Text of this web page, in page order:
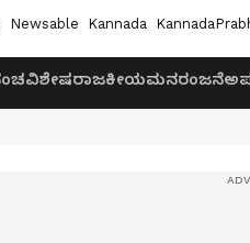
Newsable Kannada
ವಿಶೇಷರಾಜಕೀಯಮನರಂಜನೆ